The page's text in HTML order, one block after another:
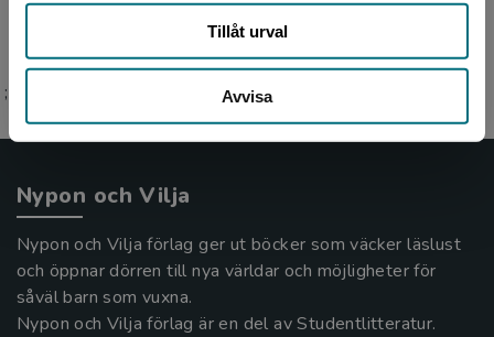
Tillåt urval
Avvisa
;
Nypon och Vilja
Nypon och Vilja förlag ger ut böcker som väcker läslust
och öppnar dörren till nya världar och möjligheter för
såväl barn som vuxna.
Nypon och Vilja förlag är en del av Studentlitteratur.